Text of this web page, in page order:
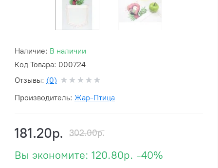
Наличие: В наличии
Код Товара: 000724
Отзывы: (0)
Производитель: Жар-Птица
181.20р. 302.00р.
Вы экономите: 120.80р. -40%